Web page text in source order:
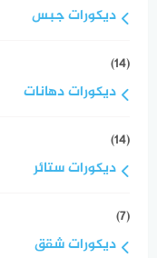
ديكورات جبس
(14)
ديكورات دهانات
(14)
ديكورات ستائر
(7)
ديكورات شقق